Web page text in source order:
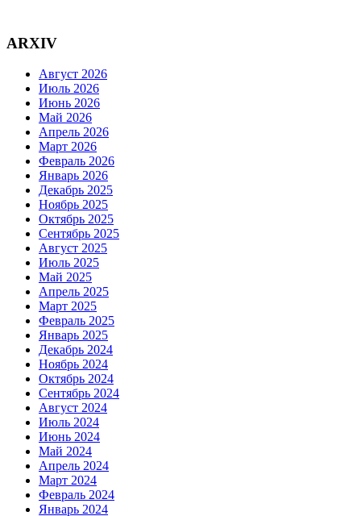
ARXIV
Август 2026
Июль 2026
Июнь 2026
Май 2026
Апрель 2026
Март 2026
Февраль 2026
Январь 2026
Декабрь 2025
Ноябрь 2025
Октябрь 2025
Сентябрь 2025
Август 2025
Июль 2025
Май 2025
Апрель 2025
Март 2025
Февраль 2025
Январь 2025
Декабрь 2024
Ноябрь 2024
Октябрь 2024
Сентябрь 2024
Август 2024
Июль 2024
Июнь 2024
Май 2024
Апрель 2024
Март 2024
Февраль 2024
Январь 2024